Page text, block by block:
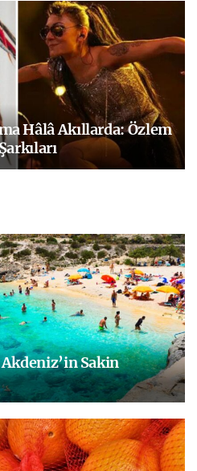
Hâlâ Akıllarda: Özlem
Akdeniz’in Sakin